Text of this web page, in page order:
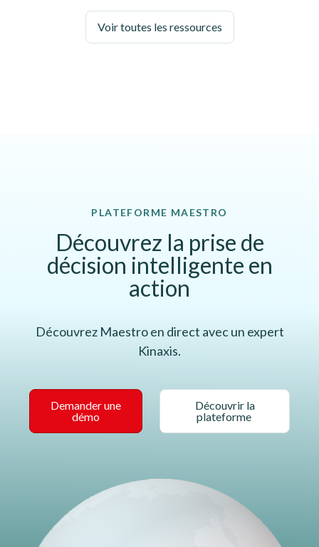
Voir toutes les ressources
PLATEFORME MAESTRO
Découvrez la prise de
décision intelligente en
action
Découvrez Maestro en direct avec un expert
Kinaxis.
Demander une
démo
Découvrir la
plateforme